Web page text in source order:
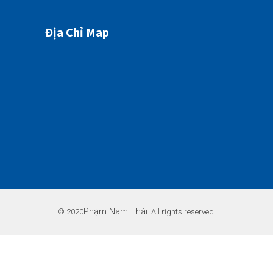
Địa Chỉ Map
© 2020Phạm Nam Thái. All rights reserved.